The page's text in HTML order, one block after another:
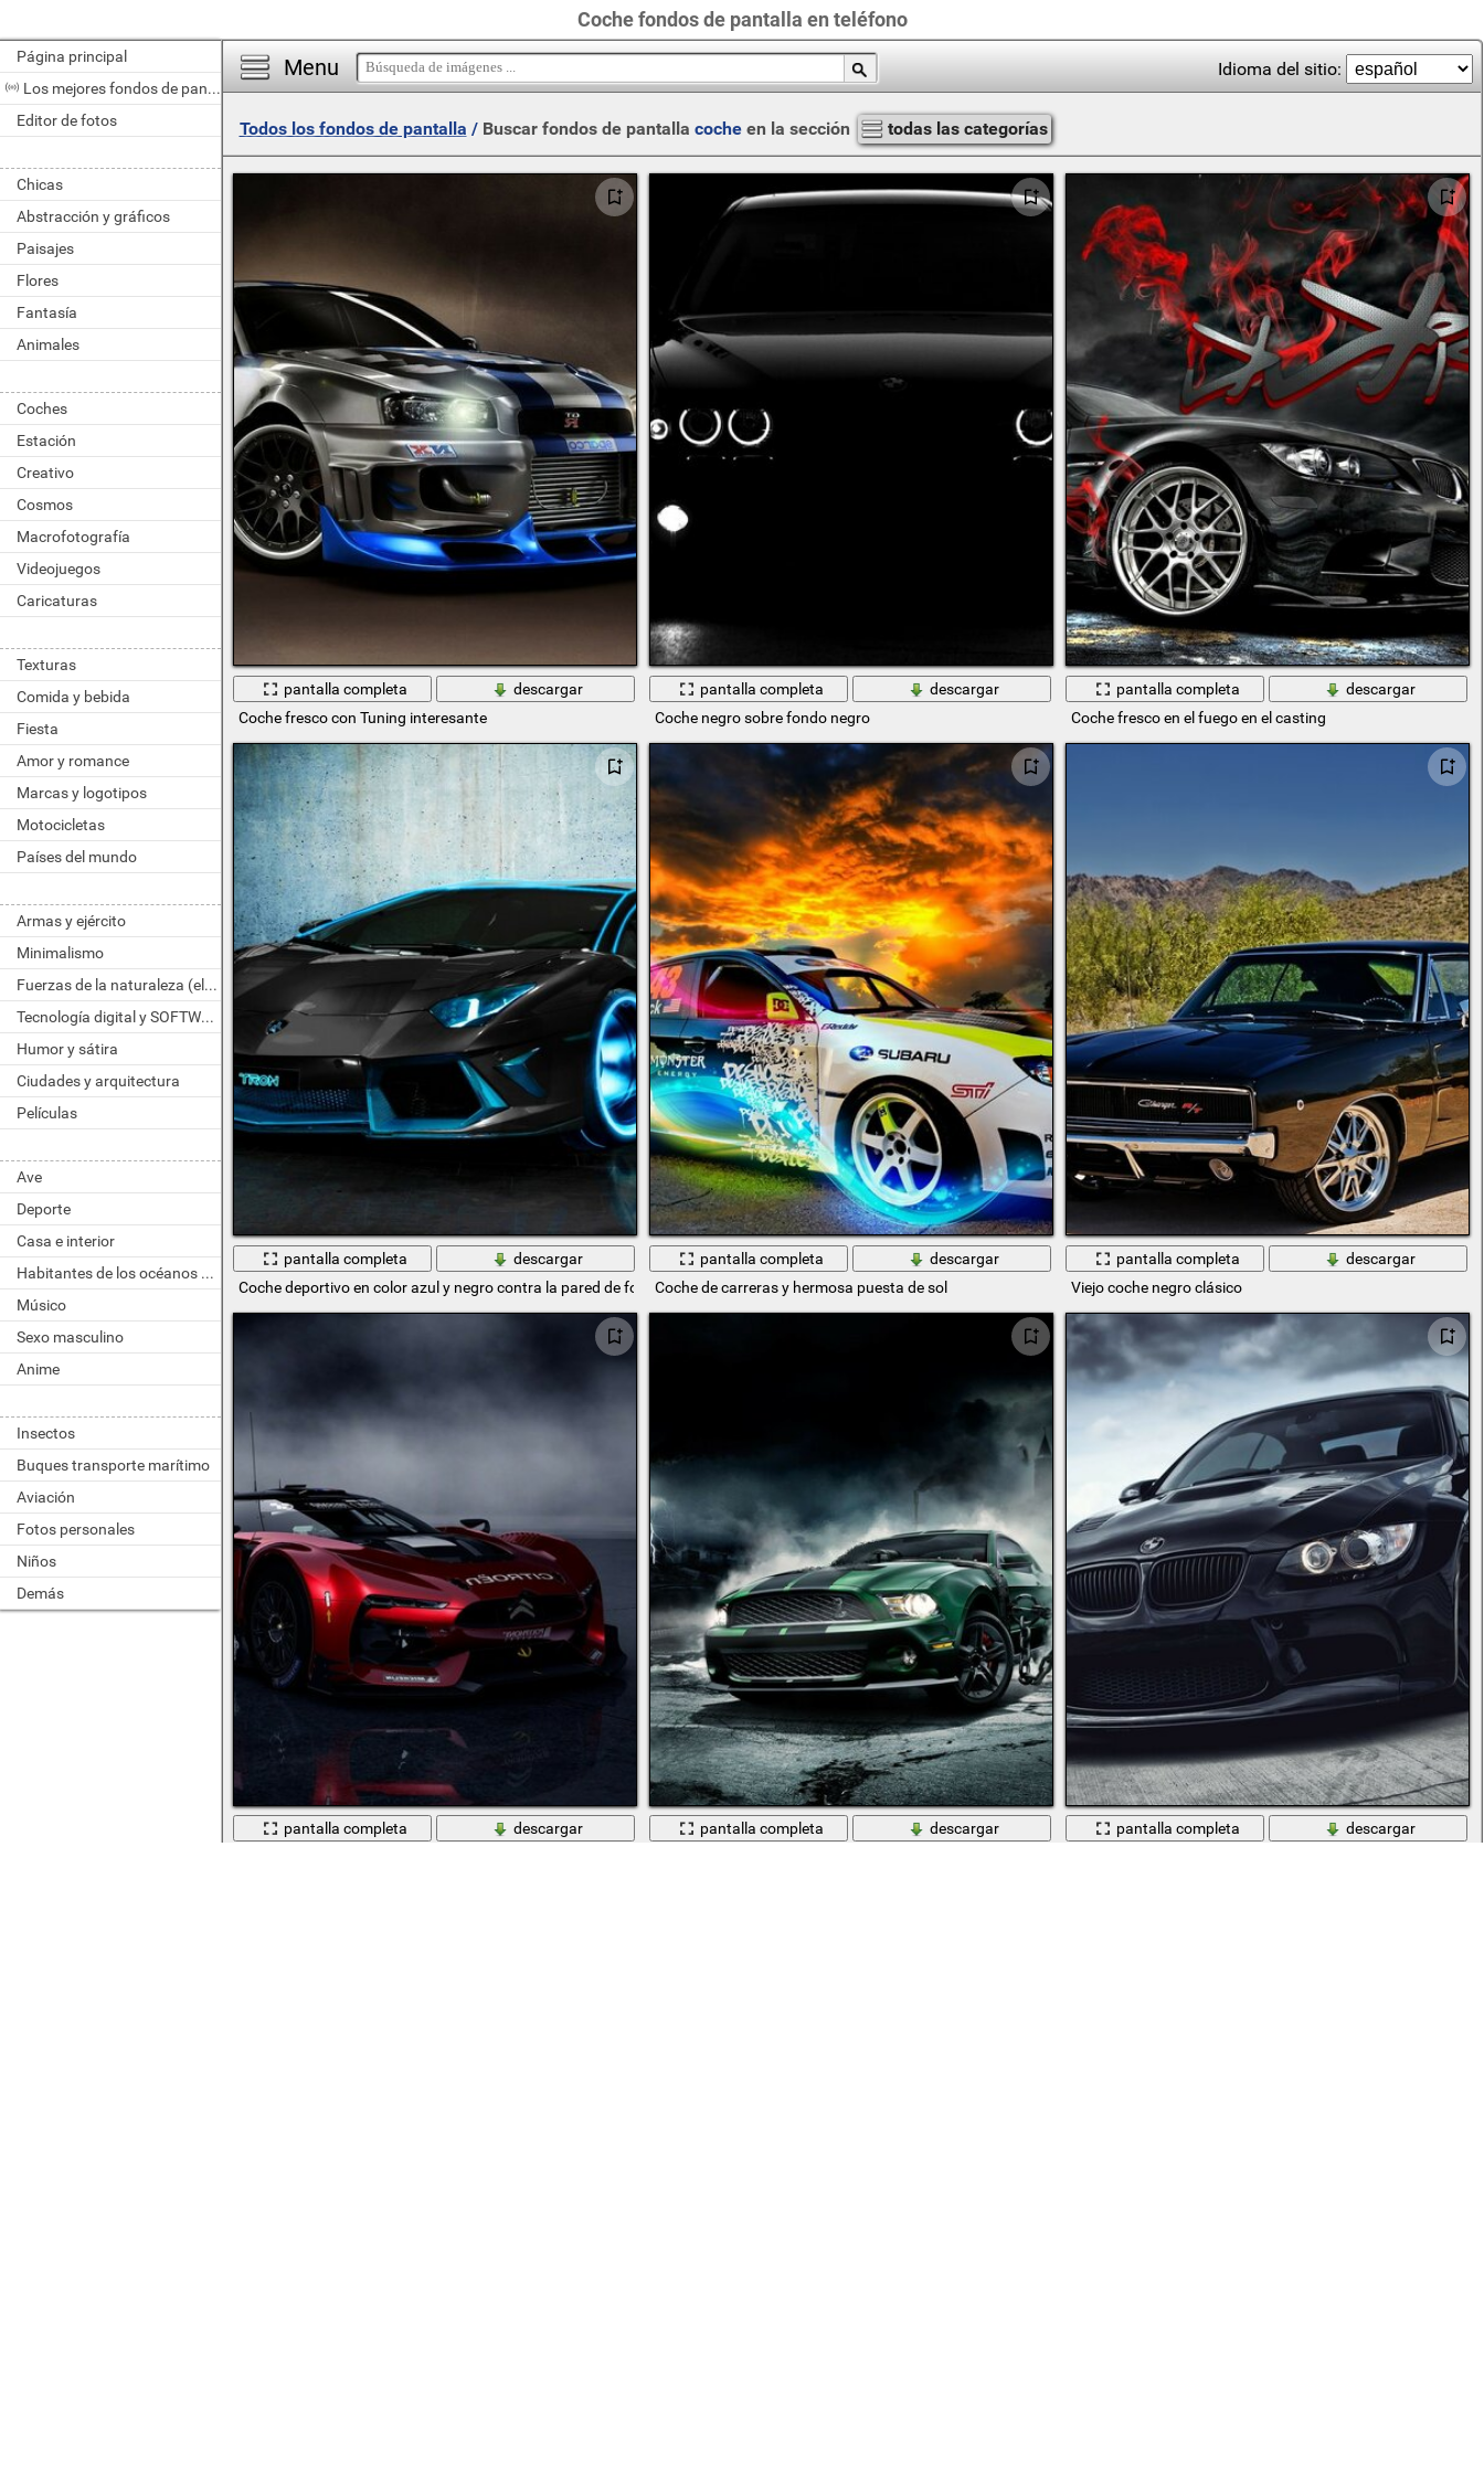
Coche fondos de pantalla en teléfono
Página principal
Los mejores fondos de pantalla del día
Editor de fotos
Chicas
Abstracción y gráficos
Paisajes
Flores
Fantasía
Animales
Coches
Estación
Creativo
Cosmos
Macrofotografía
Videojuegos
Caricaturas
Texturas
Comida y bebida
Fiesta
Amor y romance
Marcas y logotipos
Motocicletas
Países del mundo
Armas y ejército
Minimalismo
Fuerzas de la naturaleza (elemento)
Tecnología digital y SOFTWARE
Humor y sátira
Ciudades y arquitectura
Películas
Ave
Deporte
Casa e interior
Habitantes de los océanos y ríos
Músico
Sexo masculino
Anime
Insectos
Buques transporte marítimo
Aviación
Fotos personales
Niños
Demás
Menu Idioma del sitio:
Todos los fondos de pantalla / Buscar fondos de pantalla cocheen la sección todas las categorías
pantalla completa
descargar
Coche fresco con Tuning interesante
pantalla completa
descargar
Coche negro sobre fondo negro
pantalla completa
descargar
Coche fresco en el fuego en el casting
pantalla completa
descargar
Coche deportivo en color azul y negro contra la pared de fondo
pantalla completa
descargar
Coche de carreras y hermosa puesta de sol
pantalla completa
descargar
Viejo coche negro clásico
pantalla completa
descargar
pantalla completa
descargar
pantalla completa
descargar